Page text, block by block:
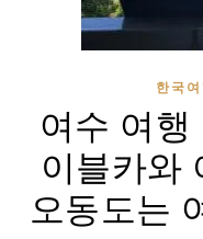
한국
여수 여행
이블카와
오동도는